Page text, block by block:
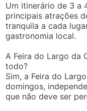
Um itinerário de 3 a
principais atrações
tranquila a cada
gastronomia local.
A Feira do Largo da
todo?
Sim, a Feira do
domingos,
que não deve ser